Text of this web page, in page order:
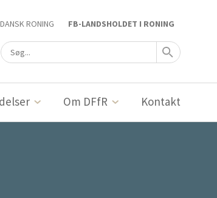
RONING FB-LANDSHOLDET I RONING
Om DFfR Kontakt